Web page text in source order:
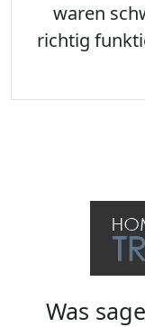
waren
richtig
Was